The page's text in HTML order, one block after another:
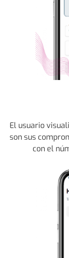
El usuario
son sus
con el